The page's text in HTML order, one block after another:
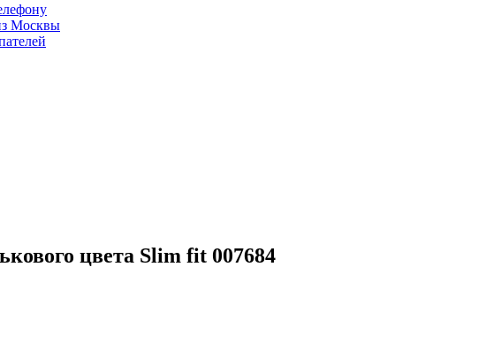
Москвы
цвета Slim fit 007684